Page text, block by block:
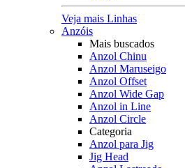
Veja mais Linhas
Anzóis
Mais buscados
Anzol Chinu
Anzol Maruseigo
Anzol Offset
Anzol Wide Gap
Anzol in Line
Anzol Circle
Categoria
Anzol para Jig
Jig Head